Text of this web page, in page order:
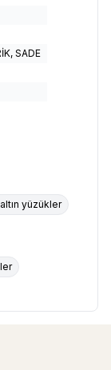
SADE
yüzükler